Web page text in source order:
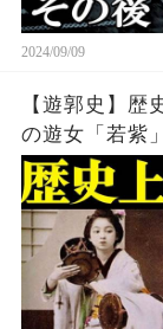
2024/09/09
【遊郭史】歴
の遊女「若紫